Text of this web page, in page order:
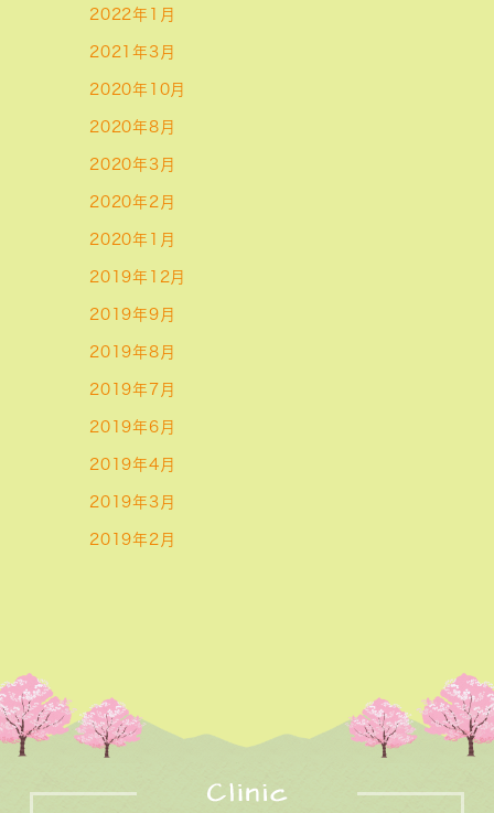
2022年1月
2021年3月
2020年10月
2020年8月
2020年3月
2020年2月
2020年1月
2019年12月
2019年9月
2019年8月
2019年7月
2019年6月
2019年4月
2019年3月
2019年2月